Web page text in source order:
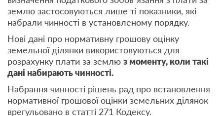
землю застосовуються лише ті показники, які
набрали чинності в установленому порядку.
Нові дані про нормативну грошову оцінку
земельної ділянки використовуються для
розрахунку плати за землю з моменту, коли такі
дані набирають чинності.
Набрання чинності рішень рад про встановлення
нормативної грошової оцінки земельних ділянок
врегульовано в статті 271 Кодексу.